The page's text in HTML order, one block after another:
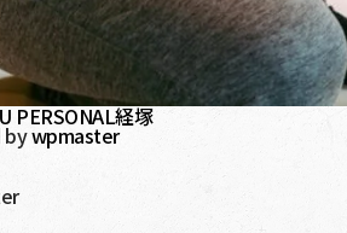
PERSONAL経塚
bywpmaster